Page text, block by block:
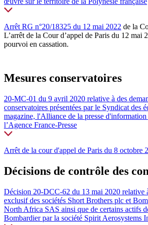
Arrêt RG n°20/18325 du 12 mai 2022 de la
L’arrêt de la Cour d’appel de Paris du 12 mai
pourvoi en cassation.
Mesures conservatoires
20-MC-01 du 9 avril 2020 relative à des
conservatoires présentées par le Syndicat des
magazine, l'Alliance de la presse d'information
l’Agence France-Presse
Arrêt de la cour d'appel de Paris du 8 octobre
Décisions de contrôle des
Décision 20-DCC-62 du 13 mai 2020 relative
exclusif des sociétés Short Brothers plc et
North Africa SAS ainsi que de certains actifs
Bombardier par la société Spirit Aerosystems